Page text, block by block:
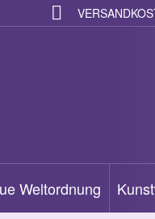
Weltordnung